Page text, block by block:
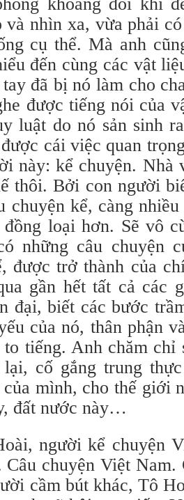
và nhìn xa, vừa phải
cụ thể. Mà anh
đến cùng các vật
đã bị nó làm cho
được tiếng nói của
luật do nó sản sinh
cái việc quan
này: kể chuyện. Nhà
thôi. Bởi con người
chuyện kể, càng
loại hơn. Sẽ vô
những câu chuyện
được trở thành của
gần hết tất cả các
đại, biết các bước
của nó, thân phận
tiếng. Anh chăm chỉ
cố gắng trung
của mình, cho thế giới
đất nước này…
người kể chuyện
Câu chuyện Việt Nam.
cầm bút khác, Tô